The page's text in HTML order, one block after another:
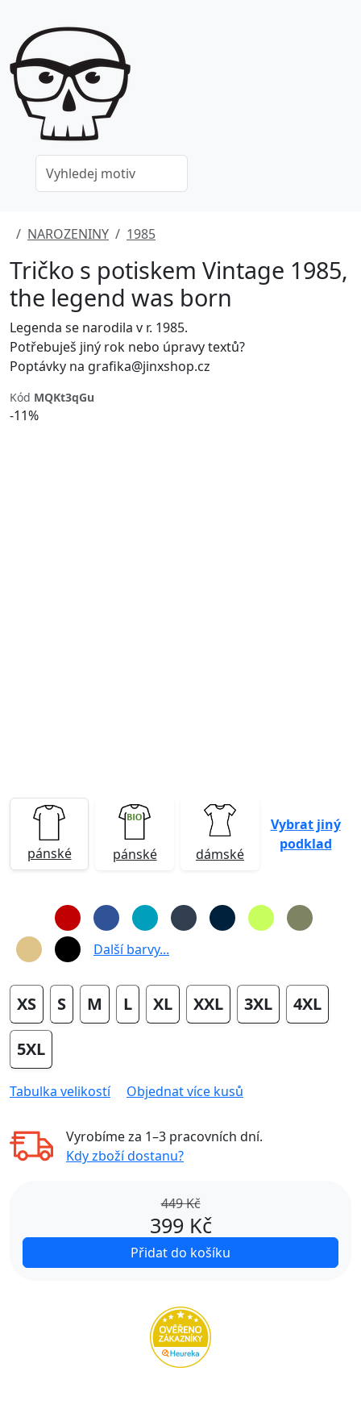
-11%
NAROZENINY 1985
Tričko s potiskem Vintage 1985,
the legend was born
Legenda se narodila v r. 1985.
Potřebuješ jiný rok nebo úpravy textů?
Poptávky na grafika@jinxshop.cz
Kód MQKt3qGu
pánské pánské dámské
Vybrat jiný
podklad
Další barvy...
XS S M L XL XXL 3XL 4XL
5XL
Tabulka velikostí Objednat více kusů
Vyrobíme za 1–3 pracovních dní.
Kdy zboží dostanu?
449 Kč
399 Kč
Přidat do košíku